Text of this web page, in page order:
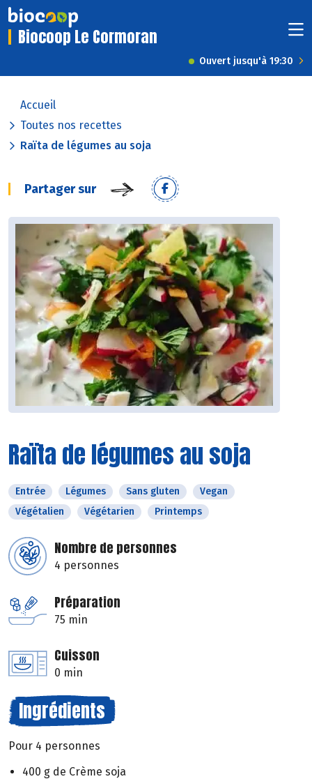
Biocoop Le Cormoran
Ouvert jusqu'à 19:30
Accueil
Toutes nos recettes
Raïta de légumes au soja
Partager sur
Raïta de légumes au soja
Entrée Légumes Sans gluten
Vegan
Végétalien
Végétarien Printemps
Nombre de personnes
4 personnes
Préparation
75 min
Cuisson
0 min
Ingrédients
Pour 4 personnes
400 g de Crème soja